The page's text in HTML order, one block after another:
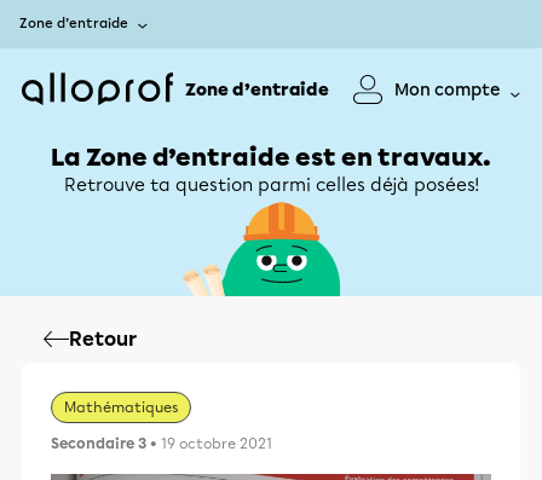
Zone d’entraide
Zone d’entraide Mon compte
La Zone d’entraide est en travaux.
Retrouve ta question parmi celles déjà posées!
Retour
Mathématiques
Secondaire 3 • 19 octobre 2021